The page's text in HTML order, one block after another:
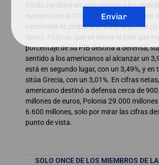
traído cambios en este sentido y los
europeos de la OTAN parece que asumen
necesidad de prepararse para la guerra (
claro). Polonia, que es ahora el país que
porcentaje de su PIB destina a defensa,
sentido a los americanos al alcanzar un
está en segundo lugar, con un 3,49%, y en
sitúa Grecia, con un 3,01%. En cifras
americano destinó a defensa cerca de
millones de euros, Polonia 29.000 millones
6.600 millones, solo por mirar las cifras
punto de vista.
SOLO ONCE DE LOS MIEMBROS DE
Enviar